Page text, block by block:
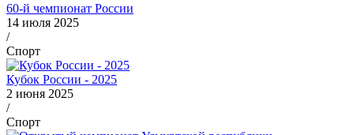
60-й чемпионат России
14 июля 2025
/
Спорт
Кубок России - 2025
2 июня 2025
/
Спорт